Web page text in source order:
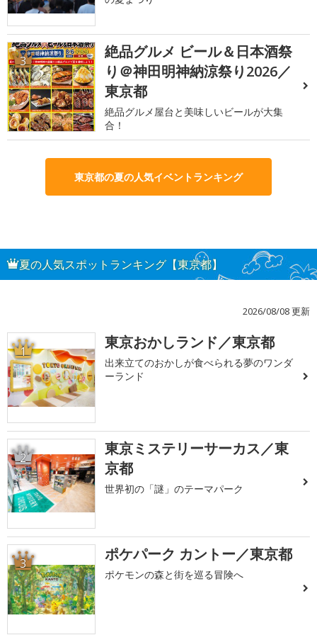
3
絶品グルメ ビール＆日本酒祭
り＠神田明神納涼祭り2026／
東京都
絶品グルメ屋台と美味しいビールが大集
合！
東京都の夏の人気イベントランキング
夏の人気スポットランキング【東京都】
2026/08/08 更新
1 東京おかしランド／東京都
出来立てのおかしが食べられる夢のワンダ
ーランド
2
東京ミステリーサーカス／東
京都
世界初の「謎」のテーマパーク
3 ポケパーク カントー／東京都
ポケモンの森と街を巡る冒険へ